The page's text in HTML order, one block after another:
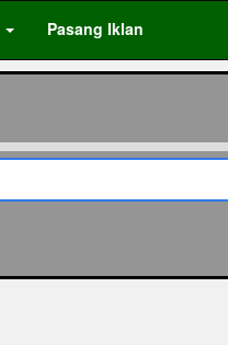
Pasang Iklan